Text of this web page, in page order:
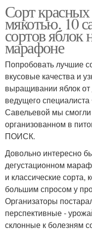
Сорт
мякотью. 10
сортов яблок
марафоне
Попробовать лучшие
вкусовые качества и
выращивании яблок от
ведущего
Савельевой мы
организованном в
ПОИСК.
Довольно интересно
дегустационном
и классические
большим спросом у
Организаторы
перспективные -
склонные к болезням